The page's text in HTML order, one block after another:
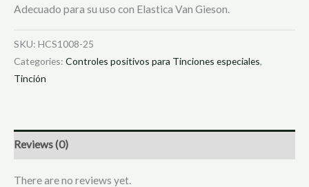
Adecuado para su uso con Elastica Van Gieson.
SKU: HCS1008-25
Categories: Controles positivos para Tinciones especiales,
Tinción
Reviews (0)
There are no reviews yet.